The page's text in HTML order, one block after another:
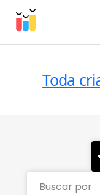
Toda
Buscar por